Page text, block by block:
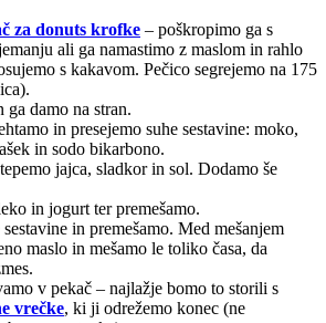
za donuts krofke – poškropimo ga s
ali ga namastimo z maslom in rahlo
s kakavom. Pečico segrejemo na 175
damo na stran.
in presejemo suhe sestavine: moko,
in sodo bikarbono.
jajca, sladkor in sol. Dodamo še
in jogurt ter premešamo.
in premešamo. Med mešanjem
maslo in mešamo le toliko časa, da
v pekač – najlažje bomo to storili s
vrečke, ki ji odrežemo konec (ne